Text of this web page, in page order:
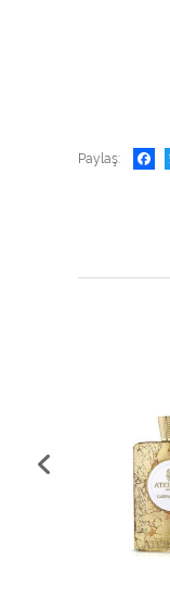
Paylaş